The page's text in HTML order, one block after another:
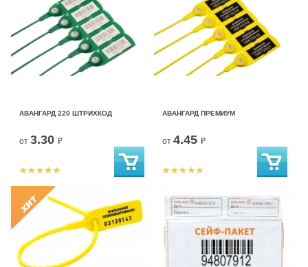
АВАНГАРД 220 ШТРИХКОД
от 3.30 ₽
АВАНГАРД ПРЕМИУМ
от 4.45 ₽